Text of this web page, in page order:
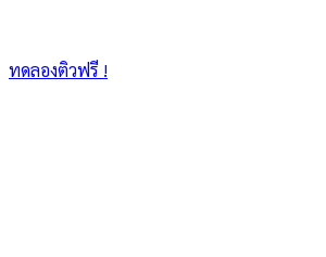
ทดลองติวฟรี !